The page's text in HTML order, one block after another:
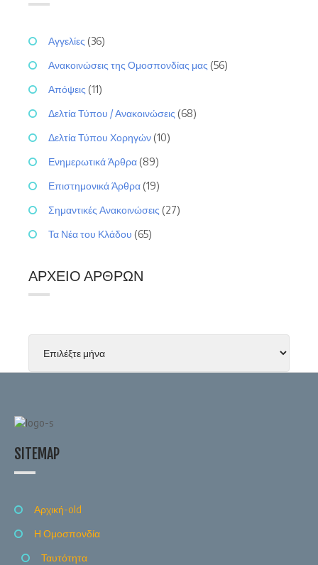
Αγγελίες (36)
Ανακοινώσεις της Ομοσπονδίας μας (56)
Απόψεις (11)
Δελτία Τύπου / Ανακοινώσεις (68)
Δελτία Τύπου Χορηγών (10)
Ενημερωτικά Άρθρα (89)
Επιστημονικά Άρθρα (19)
Σημαντικές Ανακοινώσεις (27)
Τα Νέα του Κλάδου (65)
ΑΡΧΕΊΟ ΆΡΘΡΩΝ
SITEMAP
Αρχική-old
Η Ομοσπονδία
Ταυτότητα